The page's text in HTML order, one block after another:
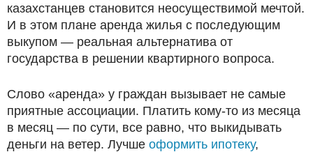
казахстанцев становится неосуществимой мечтой.
И в этом плане аренда жилья с последующим
выкупом — реальная альтернатива от
государства в решении квартирного вопроса.
Слово «аренда» у граждан вызывает не самые
приятные ассоциации. Платить кому-то из месяца
в месяц — по сути, все равно, что выкидывать
деньги на ветер. Лучше оформить ипотеку,